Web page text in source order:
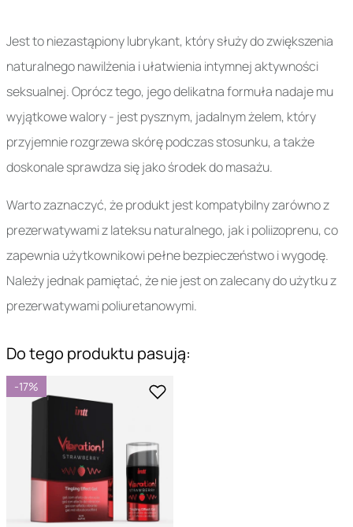
Jest to niezastąpiony lubrykant, który służy do zwiększenia
naturalnego nawilżenia i ułatwienia intymnej aktywności
seksualnej. Oprócz tego, jego delikatna formuła nadaje mu
wyjątkowe walory - jest pysznym, jadalnym żelem, który
przyjemnie rozgrzewa skórę podczas stosunku, a także
doskonale sprawdza się jako środek do masażu.
Warto zaznaczyć, że produkt jest kompatybilny zarówno z
prezerwatywami z lateksu naturalnego, jak i poliizoprenu, co
zapewnia użytkownikowi pełne bezpieczeństwo i wygodę.
Należy jednak pamiętać, że nie jest on zalecany do użytku z
prezerwatywami poliuretanowymi.
Do tego produktu pasują:
-17%